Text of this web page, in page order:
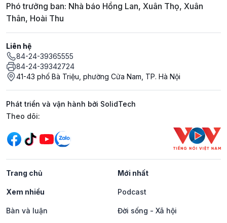
Phó trưởng ban: Nhà báo Hồng Lan, Xuân Thọ, Xuân
Thân, Hoài Thu
Liên hệ
84-24-39365555
84-24-39342724
41-43 phố Bà Triệu, phường Cửa Nam, TP. Hà Nội
Phát triển và vận hành bởi SolidTech
Mạng xã hội
Theo dõi:
Trang chủ Mới nhất
Xem nhiều Podcast
Bàn và luận Đời sống - Xã hội